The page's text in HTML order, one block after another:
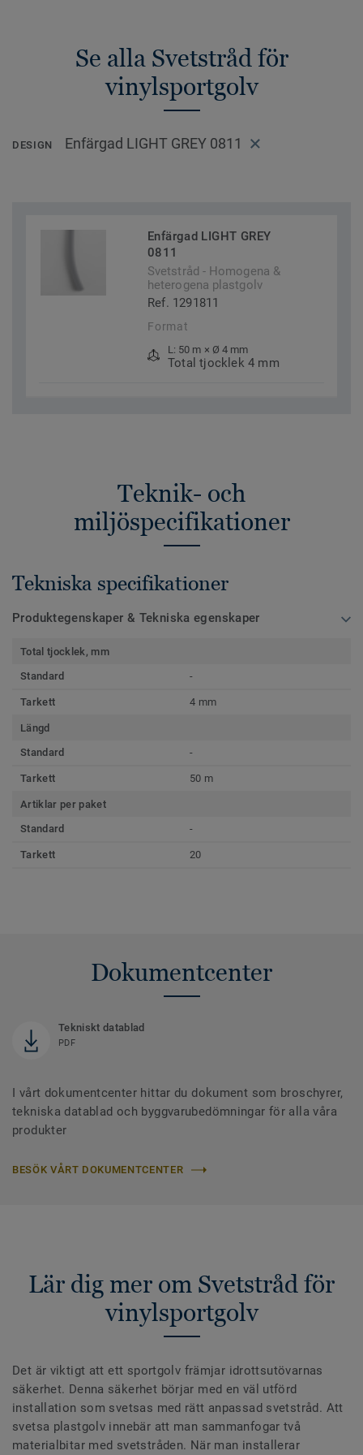
Se alla Svetstråd för
vinylsportgolv
DESIGN Enfärgad LIGHT GREY 0811
Enfärgad LIGHT GREY
0811
Svetstråd - Homogena &
heterogena plastgolv
Ref. 1291811
Format
L: 50 m × Ø 4 mm
Total tjocklek 4 mm
Teknik- och
miljöspecifikationer
Tekniska specifikationer
Produktegenskaper & Tekniska egenskaper
Total tjocklek, mm
Standard
-
Tarkett 4 mm
Längd
Standard
-
Tarkett 50 m
Artiklar per paket
Standard
-
Tarkett 20
Dokumentcenter
Tekniskt datablad
PDF
I vårt dokumentcenter hittar du dokument som broschyrer,
tekniska datablad och byggvarubedömningar för alla våra
produkter
BESÖK VÅRT DOKUMENTCENTER
Lär dig mer om Svetstråd för
vinylsportgolv
Det är viktigt att ett sportgolv främjar idrottsutövarnas
säkerhet. Denna säkerhet börjar med en väl utförd
installation som svetsas med rätt anpassad svetstråd. Att
svetsa plastgolv innebär att man sammanfogar två
materialbitar med svetstråden. När man installerar